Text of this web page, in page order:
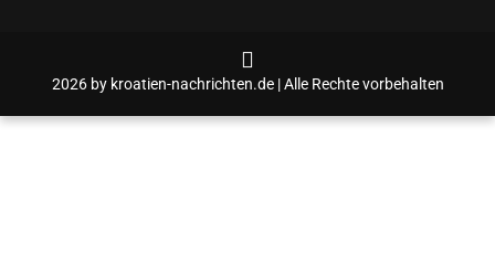
2026 by kroatien-nachrichten.de | Alle Rechte vorbehalten